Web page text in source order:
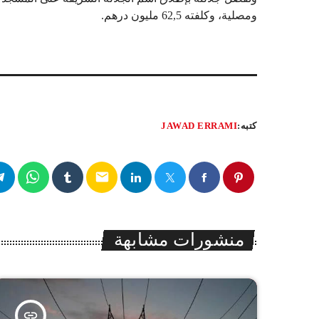
ومصلية، وكلفته 62,5 مليون درهم.
كتبه:JAWAD ERRAMI
email
منشورات مشابهة
insert_link